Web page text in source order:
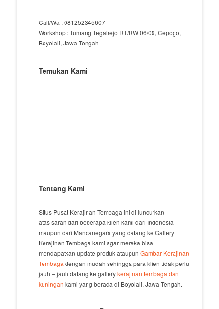
Call/Wa : 081252345607
Workshop : Tumang Tegalrejo RT/RW 06/09, Cepogo,
Boyolali, Jawa Tengah
Temukan Kami
Tentang Kami
Situs Pusat Kerajinan Tembaga ini di luncurkan
atas saran dari beberapa klien kami dari Indonesia
maupun dari Mancanegara yang datang ke Gallery
Kerajinan Tembaga kami agar mereka bisa
mendapatkan update produk ataupun Gambar Kerajinan
Tembaga dengan mudah sehingga para klien tidak perlu
jauh – jauh datang ke gallerykerajinan tembaga dan
kuningan kami yang berada di Boyolali, Jawa Tengah.